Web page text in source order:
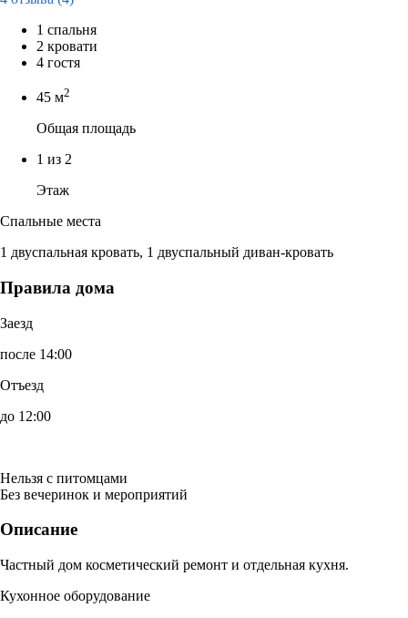
1 спальня
2 кровати
4 гостя
45 м2
Общая площадь
1 из 2
Этаж
Спальные места
1 двуспальная кровать, 1 двуспальный диван-кровать
Правила дома
Заезд
после 14:00
Отъезд
до 12:00
Нельзя с питомцами
Без вечеринок и мероприятий
Описание
Частный дом косметический ремонт и отдельная кухня.
Кухонное оборудование